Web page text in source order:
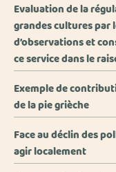
Evaluation de la
grandes cultures par
d’observations et
ce service dans le
Exemple de
de la pie grièche
Face au déclin des
agir localement